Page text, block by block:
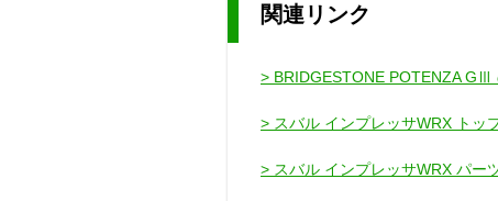
関連リンク
> BRIDGESTONE POTENZA GⅢ
> スバル インプレッサWRX トッ
> スバル インプレッサWRX パー